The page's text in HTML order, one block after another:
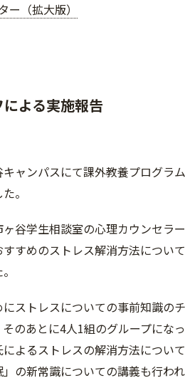
ー（拡大版）
よる実施報告
ャンパスにて課外教養プログラ
。
谷学生相談室の心理カウンセラ
すめのストレス解消方法につい
ストレスについての事前知識の
のあとに4人1組のグループにな
よるストレスの解消方法につい
の新常識についての講義も行わ